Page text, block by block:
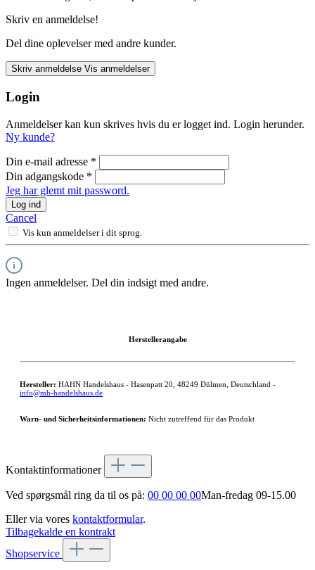
Skriv en anmeldelse!
Del dine oplevelser med andre kunder.
Skriv anmeldelse Vis anmeldelser
Login
Anmeldelser kan kun skrives hvis du er logget ind. Login herunder.
Ny kunde?
Din e-mail adresse *
Din adgangskode *
Jeg har glemt mit password.
Log ind
Cancel
Vis kun anmeldelser i dit sprog.
Ingen anmeldelser. Del din indsigt med andre.
Herstellerangabe
Hersteller: HAHN Handelshaus - Hasenpatt 20, 48249 Dülmen, Deutschland -
info@mh-handelshaus.de
Warn- und Sicherheitsinformationen: Nicht zutreffend für das Produkt
Kontaktinformationer
Ved spørgsmål ring da til os på: 00 00 00 00Man-fredag 09-15.00
Eller via vores kontaktformular.
Tilbagekalde en kontrakt
Shopservice